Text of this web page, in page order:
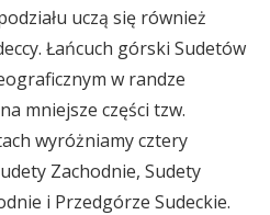
uczą się również
Łańcuch górski Sudetów
w randze
mniejsze części tzw.
wyróżniamy cztery
Zachodnie, Sudety
i Przedgórze Sudeckie.